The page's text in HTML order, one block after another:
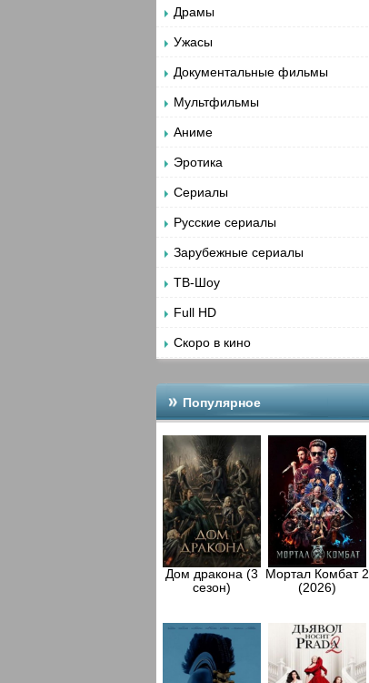
Драмы
Ужасы
Документальные фильмы
Мультфильмы
Аниме
Эротика
Сериалы
Русские сериалы
Зарубежные сериалы
ТВ-Шоу
Full HD
Скоро в кино
Популярное
Дом дракона (3
сезон)
Мортал Комбат 2
(2026)